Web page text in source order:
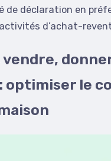
de déclaration en
d’achat-
vendre,
optimiser le